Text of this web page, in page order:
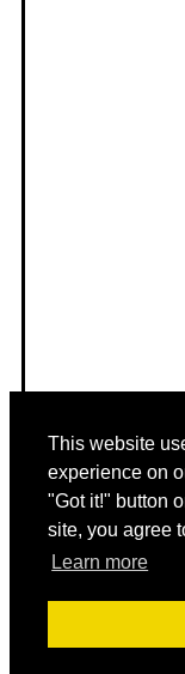
This website
experience on
"Got it!" button
site, you agree
Learn more
Disclaimer: Le informazioni
riferimento